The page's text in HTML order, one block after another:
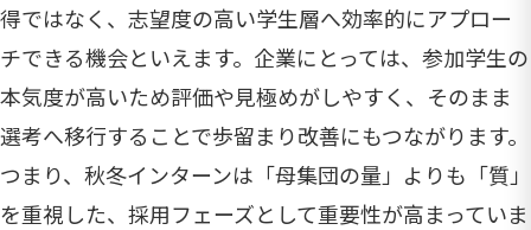
得ではなく、志望度の高い学生層へ効率的にアプロー
チできる機会といえます。企業にとっては、参加学生の
本気度が高いため評価や見極めがしやすく、そのまま
選考へ移行することで歩留まり改善にもつながります。
つまり、秋冬インターンは「母集団の量」よりも「質」
を重視した、採用フェーズとして重要性が高まっていま